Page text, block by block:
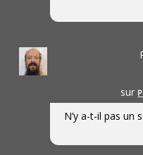
sur
N’y a-t-il pas un